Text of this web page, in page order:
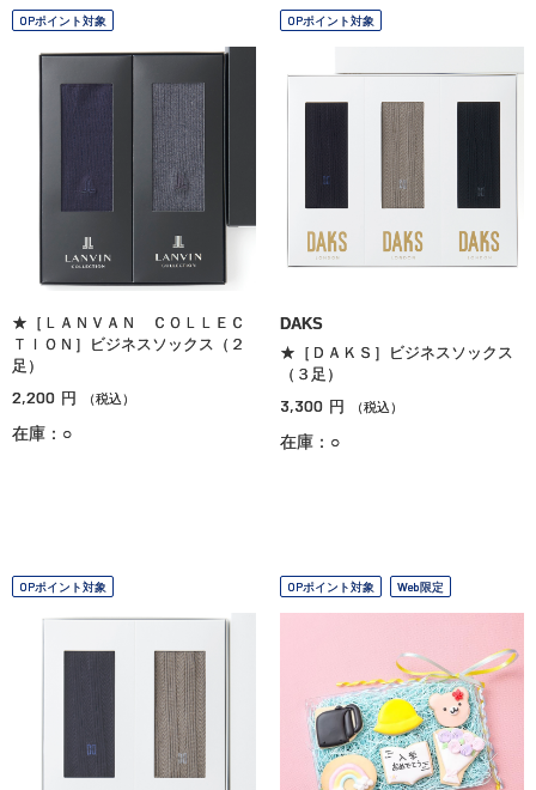
OPポイント対象
★［ＬＡＮＶＡＮ ＣＯＬＬＥＣ
ＴＩＯＮ］ビジネスソックス（２
足）
2,200 円 （税込）
在庫：○
OPポイント対象
DAKS
★［ＤＡＫＳ］ビジネスソックス
（３足）
3,300 円 （税込）
在庫：○
OPポイント対象 OPポイント対象 Web限定